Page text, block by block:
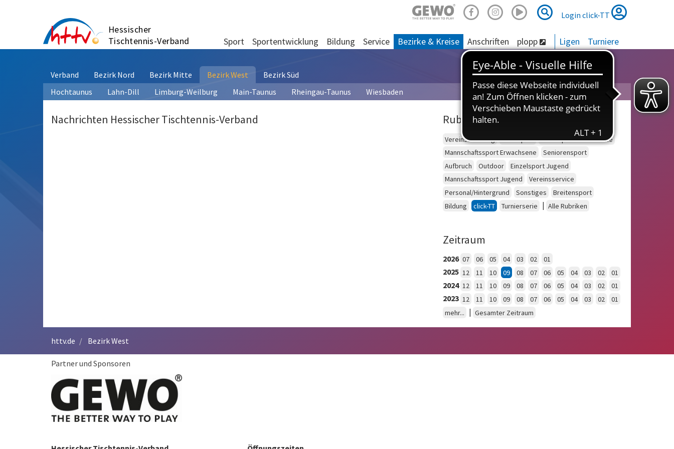
Hessischer
Tischtennis-Verband
Suche
Suche
Login click-TT
Sport Sportentwicklung Bildung Service Bezirke & Kreise Anschriften plopp Ligen Turniere
Verband Bezirk Nord Bezirk Mitte Bezirk West
Bezirk Süd
Hochtaunus
Lahn-Dill Limburg-Weilburg Main-Taunus Rheingau-Taunus Wiesbaden
Nachrichten Hessischer Tischtennis-Verband Rubriken
Vereinsberatung Schulsport
Einzelsport Erwachsene
Mannschaftssport Erwachsene
Seniorensport
Aufbruch
Outdoor
Einzelsport Jugend
Mannschaftssport Jugend
Vereinsservice
Personal/Hintergrund
Sonstiges
Breitensport
Bildung
click-TT Turnierserie | Alle Rubriken
Zeitraum
2026 07 06 05 04 03 02 01
2025 12 11 10 09 08 07 06 05 04 03 02 01
2024 12 11 10 09 08 07 06 05 04 03 02 01
2023 12 11 10 09 08 07 06 05 04 03 02
01
mehr...
| Gesamter Zeitraum
httv.de Bezirk West
Partner und Sponsoren